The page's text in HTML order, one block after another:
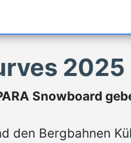
2025
Snowboard
den Bergbahnen